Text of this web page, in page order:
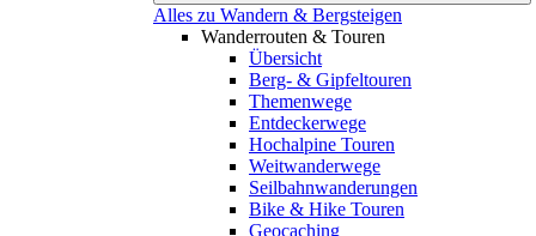
Alles zu Wandern & Bergsteigen
Wanderrouten & Touren
Übersicht
Berg- & Gipfeltouren
Themenwege
Entdeckerwege
Hochalpine Touren
Weitwanderwege
Seilbahnwanderungen
Bike & Hike Touren
Geocaching